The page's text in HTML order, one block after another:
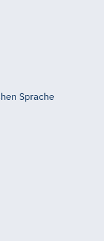
Sprache